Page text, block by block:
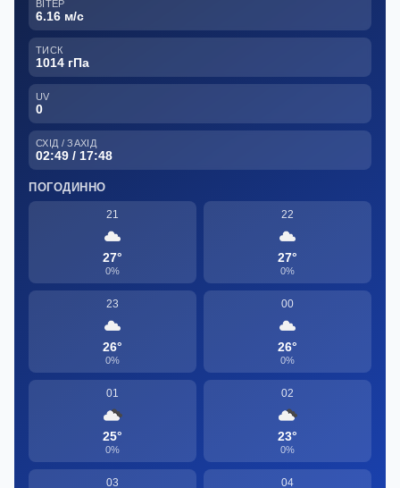
ВІТЕР
6.16 м/с
ТИСК
1014 гПа
UV
0
СХІД / ЗАХІД
02:49 / 17:48
ПОГОДИННО
21
27°
0%
22
27°
0%
23
26°
0%
00
26°
0%
01
25°
0%
02
23°
0%
03 04